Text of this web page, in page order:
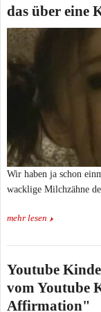
das über eine
Wir haben ja schon
wacklige Milchzähne
mehr lesen
Youtube
vom Youtube
Affirmation"